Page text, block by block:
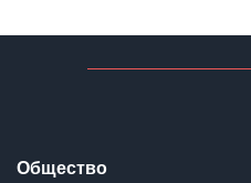
Общество